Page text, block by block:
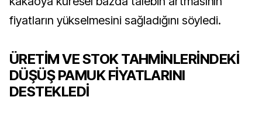
fiyatların yükselmesini sağladığını söyledi.
ÜRETİM VE STOK TAHMİNLERİNDEKİ
DÜŞÜŞ PAMUK FİYATLARINI
DESTEKLEDİ